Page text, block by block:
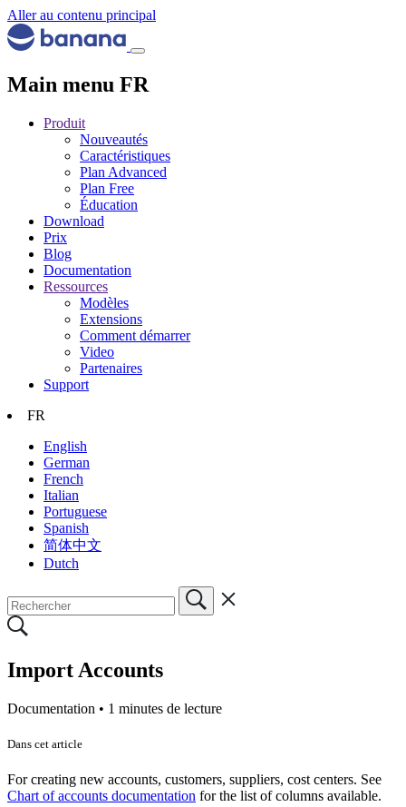
Aller au contenu principal
Main menu FR
Produit
Nouveautés
Caractéristiques
Plan Advanced
Plan Free
Éducation
Download
Prix
Blog
Documentation
Ressources
Modèles
Extensions
Comment démarrer
Video
Partenaires
Support
FR
English
German
French
Italian
Portuguese
Spanish
简体中文
Dutch
Import Accounts
Documentation • 1 minutes de lecture
Dans cet article
For creating new accounts, customers, suppliers, cost centers. See
Chart of accounts documentation for the list of columns available.